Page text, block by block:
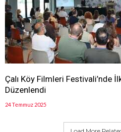
Çalı Köy Filmleri Festivali’nde
Düzenlendi
24 Temmuz 2025